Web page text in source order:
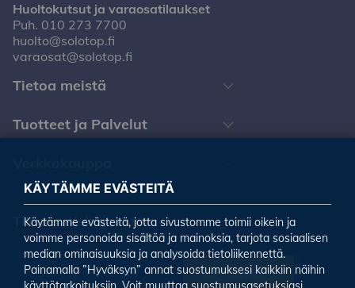
Huoltokutsut ja varaosatilaukset
Puh. 010 273 7700
huolto@solotop.fi
varaosat@solotop.fi
Tietoa meistä
Tuotteet ja Palvelut
Tilaa uutiskirjeemme
Tilaa uutiskirje
KÄYTÄMME EVÄSTEITÄ
Käytämme evästeitä, jotta sivustomme toimii oikein ja
voimme personoida sisältöä ja mainoksia, tarjota sosiaalisen
median ominaisuuksia ja analysoida tietoliikennettä.
Painamalla ”Hyväksyn” annat suostumuksesi kaikkiin näihin